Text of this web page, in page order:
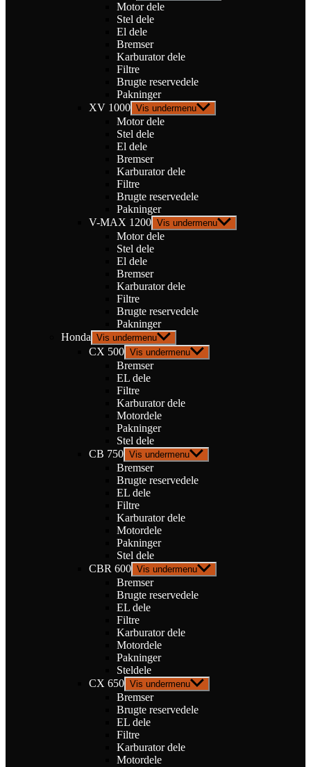
Motor dele
Stel dele
El dele
Bremser
Karburator dele
Filtre
Brugte reservedele
Pakninger
XV 1000 Vis undermenu
Motor dele
Stel dele
El dele
Bremser
Karburator dele
Filtre
Brugte reservedele
Pakninger
V-MAX 1200 Vis undermenu
Motor dele
Stel dele
El dele
Bremser
Karburator dele
Filtre
Brugte reservedele
Pakninger
Honda Vis undermenu
CX 500 Vis undermenu
Bremser
EL dele
Filtre
Karburator dele
Motordele
Pakninger
Stel dele
CB 750 Vis undermenu
Bremser
Brugte reservedele
EL dele
Filtre
Karburator dele
Motordele
Pakninger
Stel dele
CBR 600 Vis undermenu
Bremser
Brugte reservedele
EL dele
Filtre
Karburator dele
Motordele
Pakninger
Steldele
CX 650 Vis undermenu
Bremser
Brugte reservedele
EL dele
Filtre
Karburator dele
Motordele